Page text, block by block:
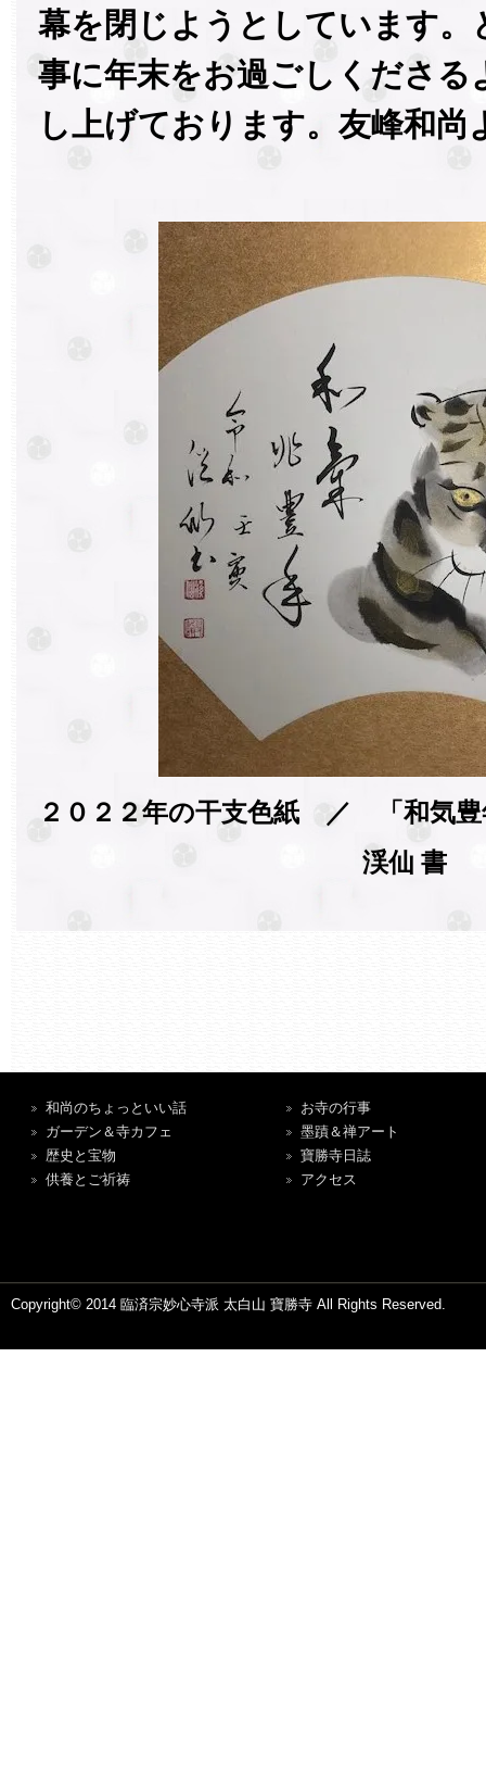
幕を閉じようとしています。
事に年末をお過ごしくださる
し上げております。友峰和尚
２０２２年の干支色紙 ／ 「和気
渓仙 書
和尚のちょっといい話
ガーデン＆寺カフェ
歴史と宝物
供養とご祈祷
お寺の行事
墨蹟＆禅アート
寶勝寺日誌
アクセス
Copyright© 2014 臨済宗妙心寺派 太白山 寶勝寺 All Rights Reserved.